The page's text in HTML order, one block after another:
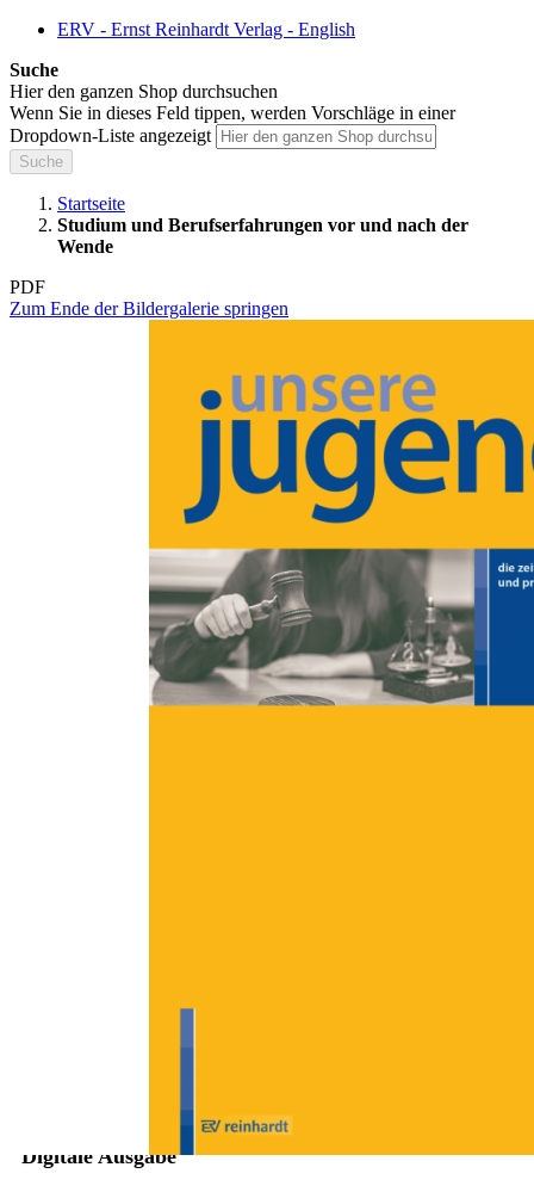
ERV - Ernst Reinhardt Verlag - English
Suche
Hier den ganzen Shop durchsuchen
Wenn Sie in dieses Feld tippen, werden Vorschläge in einer
Dropdown-Liste angezeigt
Suche
Startseite
Studium und Berufserfahrungen vor und nach der
Wende
PDF
Zum Ende der Bildergalerie springen
Berufserfahrungen vor und
nach der Wende
Digitale Ausgabe